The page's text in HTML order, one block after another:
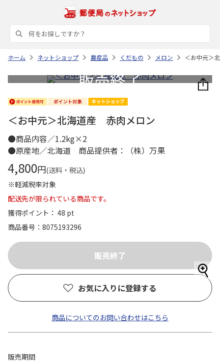
ホーム ネットショップ 農産品 くだもの メロン ＜お中元＞
＜お中元＞北海道産 赤肉メロン
●商品内容／1.2kg×2
●原産地／北海道 商品提供者：（株）万果
4,800円(送料・税込)
※軽減税率対象
配送先が限られている商品です。
獲得ポイント： 48 pt
商品番号
8075193296
お気に入りに登録する
商品についてのお問い合わせはこちら
販売期間